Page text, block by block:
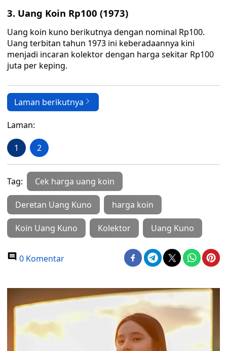
3. Uang Koin Rp100 (1973)
Uang koin kuno berikutnya dengan nominal Rp100.
Uang terbitan tahun 1973 ini keberadaannya kini
menjadi incaran kolektor dengan harga sekitar Rp100
juta per keping.
Laman berikutnya
Laman:
1 2
Tag: Cek harga uang koin
Deretan Uang Kuno harga koin
Koin Uang Kuno Kolektor Uang Kuno
0 Komentar